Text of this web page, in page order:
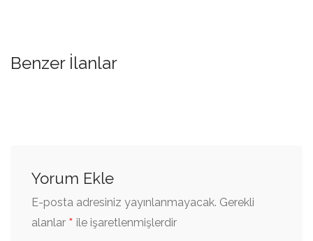
Benzer İlanlar
Yorum Ekle
E-posta adresiniz yayınlanmayacak. Gerekli
alanlar * ile işaretlenmişlerdir